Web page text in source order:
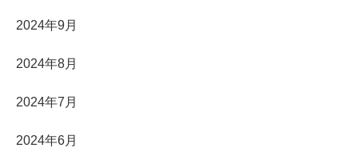
2024年9月
2024年8月
2024年7月
2024年6月